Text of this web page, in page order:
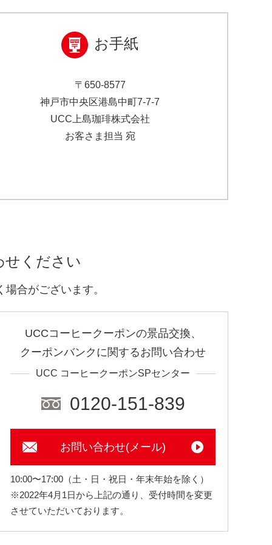
お手紙
〒650-8577
神戸市中央区港島中町7-7-7
UCC上島珈琲株式会社
お客さま担当 宛
せください
合がございます。
UCCコーヒークーポンの景品交換、
クーポンバンクに関するお問い合わせ
UCC コーヒークーポンSPセンター
0120-151-839
お問い合わせ(メール)
10:00〜17:00（土・日・祝日・年末年始を除く）
※2022年4月1日から上記の通り、受付時間を変更
させていただいております。